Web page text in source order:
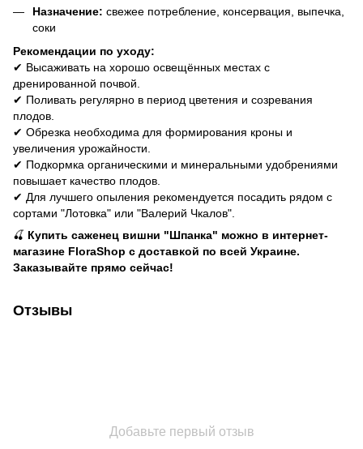
Назначение: свежее потребление, консервация, выпечка,
соки
Рекомендации по уходу:
✔ Высаживать на хорошо освещённых местах с
дренированной почвой.
✔ Поливать регулярно в период цветения и созревания
плодов.
✔ Обрезка необходима для формирования кроны и
увеличения урожайности.
✔ Подкормка органическими и минеральными удобрениями
повышает качество плодов.
✔ Для лучшего опыления рекомендуется посадить рядом с
сортами "Лотовка" или "Валерий Чкалов".
🍒 Купить саженец вишни "Шпанка" можно в интернет-
магазине FloraShop с доставкой по всей Украине.
Заказывайте прямо сейчас!
Отзывы
Добавьте первый отзыв